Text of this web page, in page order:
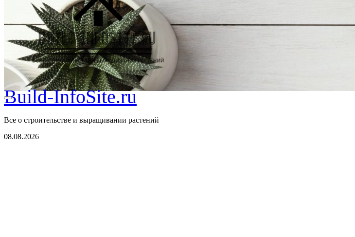
Build-InfoSite.ru
Все о строительстве и выращивании растений
08.08.2026